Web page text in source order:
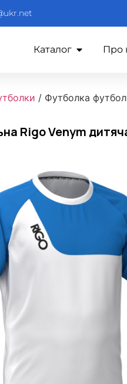
Каталог Про
/ Футболка
Rigo Venym